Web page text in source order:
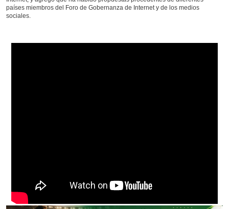
países miembros del Foro de Gobernanza de Internet y de los medios
sociales.